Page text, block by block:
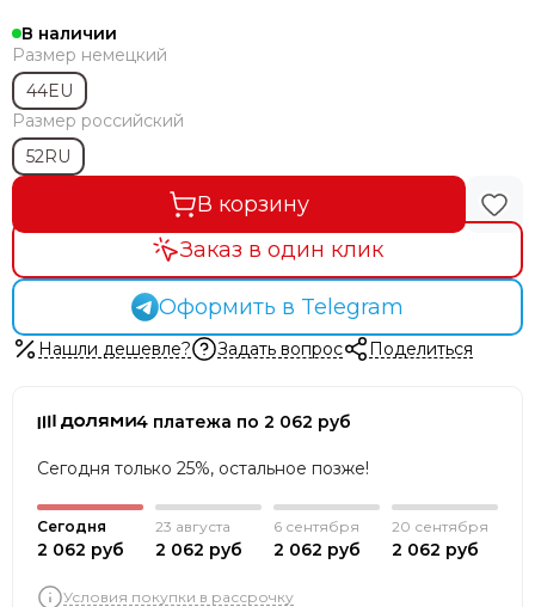
В наличии
Размер немецкий
44EU
Размер российский
52RU
В корзину
Заказ в один клик
Оформить в Telegram
Нашли дешевле? Задать вопрос Поделиться
4 платежа по 2 062 руб
Сегодня только 25%, остальное позже!
Сегодня
2 062 руб
23 августа
2 062 руб
6 сентября
2 062 руб
20 сентября
2 062 руб
Условия покупки в рассрочку